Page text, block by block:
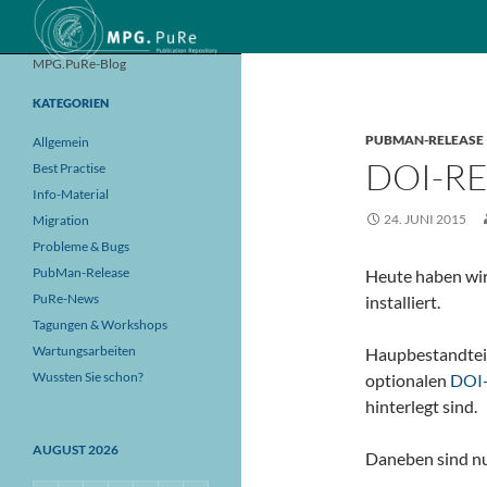
Suchen
PUBMAN-RELEASE
DOI-
24. JUNI 2015
Heute haben
installiert.
optionalen
hinterlegt sind.
Daneben sind
MPG.PuRe-Blog
KATEGORIEN
Allgemein
Best Practise
Info-Material
Migration
Probleme & Bugs
PubMan-Release
PuRe-News
Tagungen & Workshops
Wartungsarbeiten
Wussten Sie schon?
AUGUST 2026